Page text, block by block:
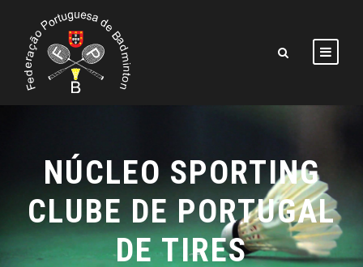
NÚCLEO SPORTING
CLUBE DE PORTUGAL
DE TIRES